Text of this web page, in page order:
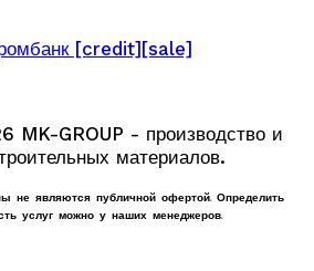
MK-GROUP - производство и
материалов.
не являются публичной офертой. Определить
услуг можно у наших менеджеров.